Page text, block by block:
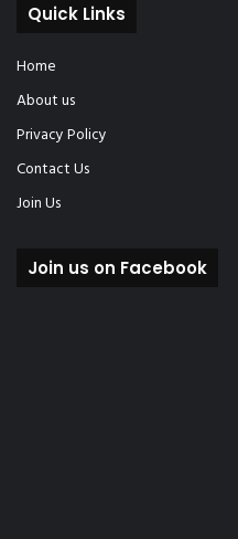
Quick Links
Home
About us
Privacy Policy
Contact Us
Join Us
Join us on Facebook